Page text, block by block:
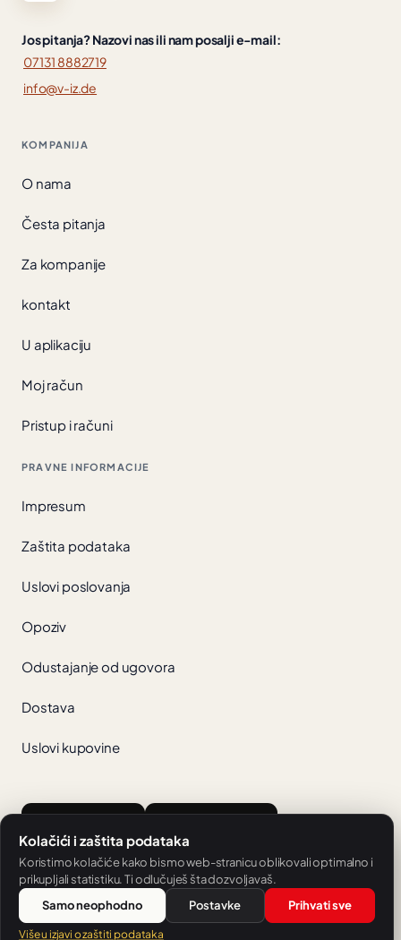
Jos pitanja? Nazovi nas ili nam posalji e-mail:
07131 8882719
info@v-iz.de
KOMPANIJA
O nama
Česta pitanja
Za kompanije
kontakt
U aplikaciju
Moj račun
Pristup i računi
PRAVNE INFORMACIJE
Impresum
Zaštita podataka
Uslovi poslovanja
Opoziv
Odustajanje od ugovora
Dostava
Uslovi kupovine
Ponuda škole SH Sprachschule Heilbronn.
Kolačići i zaštita podataka
Koristimo kolačiće kako bismo web-stranicu oblikovali optimalno i
prikupljali statistiku. Ti odlučuješ šta dozvoljavaš.
Samo neophodno
Postavke Prihvati sve
Više u izjavi o zaštiti podataka